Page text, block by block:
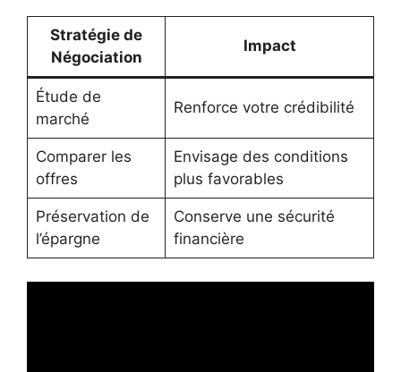
Stratégie de
Négociation
Impact
Étude de
marché
Renforce votre crédibilité
Comparer les
offres
Envisage des conditions
plus favorables
Préservation de
l’épargne
Conserve une sécurité
financière